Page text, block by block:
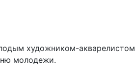
художником-акварелистом
молодежи.